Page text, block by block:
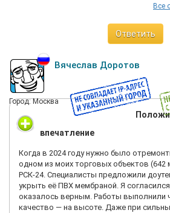
Все
Ответить
Вячеслав Доротов
Город: Москва
впечатление
Когда в 2024 году нужно было
одном из моих торговых объектов (642
РСК-24. Специалисты предложили
укрыть её ПВХ мембраной. Я
оказалось верным. Работы выполнили
качество — на высоте. Даже при